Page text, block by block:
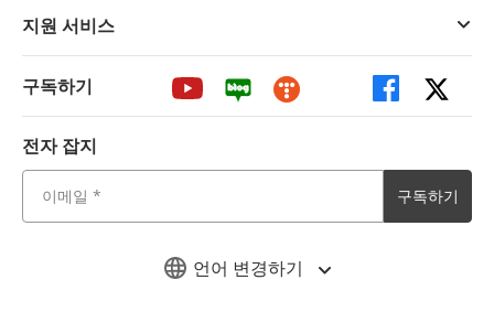
언어 변경하기
지원 서비스
구독하기
전자 잡지
구독하기